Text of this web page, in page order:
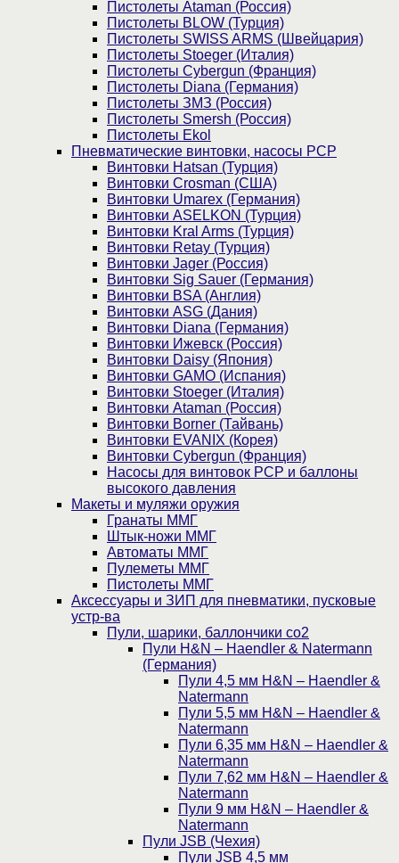
Пистолеты Ataman (Россия)
Пистолеты BLOW (Турция)
Пистолеты SWISS ARMS (Швейцария)
Пистолеты Stoeger (Италия)
Пистолеты Cybergun (Франция)
Пистолеты Diana (Германия)
Пистолеты ЗМЗ (Россия)
Пистолеты Smersh (Россия)
Пистолеты Ekol
Пневматические винтовки, насосы PCP
Винтовки Hatsan (Турция)
Винтовки Crosman (США)
Винтовки Umarex (Германия)
Винтовки ASELKON (Турция)
Винтовки Kral Arms (Турция)
Винтовки Retay (Турция)
Винтовки Jager (Россия)
Винтовки Sig Sauer (Германия)
Винтовки BSA (Англия)
Винтовки ASG (Дания)
Винтовки Diana (Германия)
Винтовки Ижевск (Россия)
Винтовки Daisy (Япония)
Винтовки GAMO (Испания)
Винтовки Stoeger (Италия)
Винтовки Ataman (Россия)
Винтовки Borner (Тайвань)
Винтовки EVANIX (Корея)
Винтовки Cybergun (Франция)
Насосы для винтовок PCP и баллоны
высокого давления
Макеты и муляжи оружия
Гранаты ММГ
Штык-ножи ММГ
Автоматы ММГ
Пулеметы ММГ
Пистолеты ММГ
Аксессуары и ЗИП для пневматики, пусковые
устр-ва
Пули, шарики, баллончики со2
Пули H&N – Haendler & Natermann
(Германия)
Пули 4,5 мм H&N – Haendler &
Natermann
Пули 5,5 мм H&N – Haendler &
Natermann
Пули 6,35 мм H&N – Haendler &
Natermann
Пули 7,62 мм H&N – Haendler &
Natermann
Пули 9 мм H&N – Haendler &
Natermann
Пули JSB (Чехия)
Пули JSB 4,5 мм